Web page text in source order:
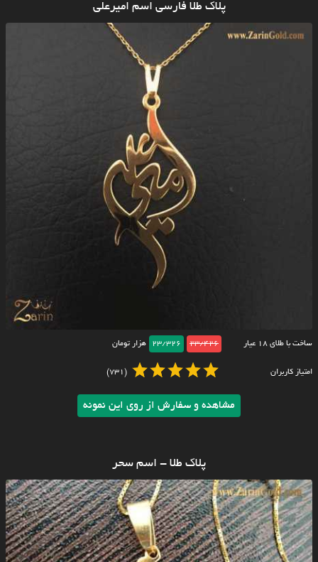
پلاک طلا فارسی اسم امیرعلی
ساخت با طلای ۱۸ عیار 23/426
23/326 هزار تومان
امتیاز کاربران (731)
مشاهده و سفارش از روی این نمونه
پلاک طلا - اسم سحر